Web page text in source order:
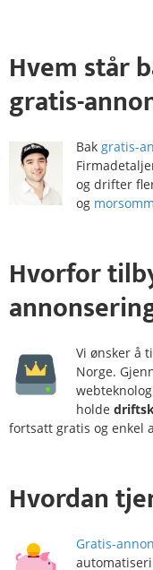
Hvem står
gratis-
Bak gratis-
og drifter
og
Hvorfor
Vi ønsker å
Norge.
holde
fortsatt gratis og enkel
Hvordan
Gratis-